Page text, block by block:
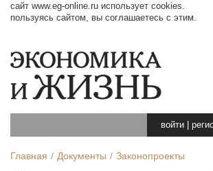
сайт www.eg-online.ru использует cookies.
пользуясь сайтом, вы соглашаетесь с этим.
войти
Главная Документы Законопроекты